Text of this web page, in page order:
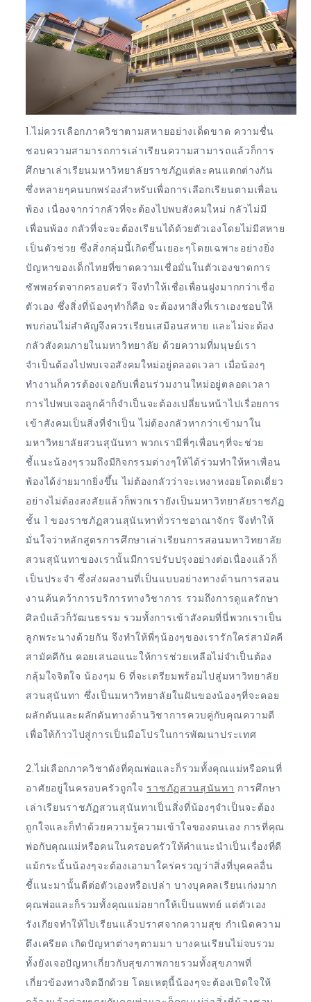
1.ไม่ควรเลือกภาควิชาตามสหายอย่างเด็ดขาด ความชื่น
ชอบความสามารถการเล่าเรียนความสามารถแล้วก็การ
ศึกษาเล่าเรียนมหาวิทยาลัยราชภัฏแต่ละคนแตกต่างกัน
ซึ่งหลายๆคนบกพร่องสำหรับเพื่อการเลือกเรียนตามเพื่อน
พ้อง เนื่องจากว่ากลัวที่จะต้องไปพบสังคมใหม่ กลัวไม่มี
เพื่อนพ้อง กลัวที่จะจะต้องเรียนได้ด้วยตัวเองโดยไม่มีสหาย
เป็นตัวช่วย ซึ่งสิ่งกลุ่มนี้เกิดขึ้นเยอะๆโดยเฉพาะอย่างยิ่ง
ปัญหาของเด็กไทยที่ขาดความเชื่อมั่นในตัวเองขาดการ
ซัพพอร์ตจากครอบครัว จึงทำให้เชื่อเพื่อนฝูงมากกว่าเชื่อ
ตัวเอง ซึ่งสิ่งที่น้องๆทำก็คือ จะต้องหาสิ่งที่เราเองชอบให้
พบก่อนไม่สำคัญจึงควรเรียนเสมือนสหาย และไม่จะต้อง
กลัวสังคมภายในมหาวิทยาลัย ด้วยความที่มนุษย์เรา
จำเป็นต้องไปพบเจอสังคมใหม่อยู่ตลอดเวลา เมื่อน้องๆ
ทำงานก็ควรต้องเจอกับเพื่อนร่วมงานใหม่อยู่ตลอดเวลา
การไปพบเจอลูกค้าก็จำเป็นจะต้องเปลี่ยนหน้าไปเรื่อยการ
เข้าสังคมเป็นสิ่งที่จำเป็น ไม่ต้องกลัวหากว่าเข้ามาใน
มหาวิทยาลัยสวนสุนันทา พวกเรามีพี่ๆเพื่อนๆที่จะช่วย
ชี้แนะน้องๆรวมถึงมีกิจกรรมต่างๆให้ได้ร่วมทำให้หาเพื่อน
พ้องได้ง่ายมากยิ่งขึ้น ไม่ต้องกลัวว่าจะเหงาหงอยโดดเดี่ยว
อย่างไม่ต้องสงสัยแล้วก็พวกเรายังเป็นมหาวิทยาลัยราชภัฏ
ชั้น 1 ของราชภัฏสวนสุนันทาทั่วราชอาณาจักร จึงทำให้
มั่นใจว่าหลักสูตรการศึกษาเล่าเรียนการสอนมหาวิทยาลัย
สวนสุนันทาของเรานั้นมีการปรับปรุงอย่างต่อเนื่องแล้วก็
เป็นประจำ ซึ่งส่งผลงานที่เป็นแบบอย่างทางด้านการสอน
งานค้นคว้าการบริการทางวิชาการ รวมถึงการดูแลรักษา
ศิลป์แล้วก็วัฒนธรรม รวมทั้งการเข้าสังคมที่นี่พวกเราเป็น
ลูกพระนางด้วยกัน จึงทำให้พี่ๆน้องๆของเรารักใคร่สามัคคี
สามัคคีกัน คอยเสนอแนะให้การช่วยเหลือไม่จำเป็นต้อง
กลุ้มใจจิตใจ น้องๆม 6 ที่จะเตรียมพร้อมไปสู่มหาวิทยาลัย
สวนสุนันทา ซึ่งเป็นมหาวิทยาลัยในฝันของน้องๆที่จะคอย
ผลักดันและผลักดันทางด้านวิชาการควบคู่กับคุณความดี
เพื่อให้ก้าวไปสู่การเป็นมือโปรในการพัฒนาประเทศ
2.ไม่เลือกภาควิชาดังที่คุณพ่อและก็รวมทั้งคุณแม่หรือคนที่
อาศัยอยู่ในครอบครัวถูกใจ ราชภัฏสวนสุนันทา การศึกษา
เล่าเรียนราชภัฏสวนสุนันทาเป็นสิ่งที่น้องๆจำเป็นจะต้อง
ถูกใจและก็ทำด้วยความรู้ความเข้าใจของตนเอง การที่คุณ
พ่อกับคุณแม่หรือคนในครอบครัวให้คำแนะนำเป็นเรื่องที่ดี
แม้กระนั้นน้องๆจะต้องเอามาใคร่ครวญว่าสิ่งที่บุคคลอื่น
ชี้แนะมานั้นดีต่อตัวเองหรือเปล่า บางบุคคลเรียนเก่งมาก
คุณพ่อและก็รวมทั้งคุณแม่อยากให้เป็นแพทย์ แต่ตัวเอง
รังเกียจทำให้ไปเรียนแล้วปราศจากความสุข กำเนิดความ
ตึงเครียด เกิดปัญหาต่างๆตามมา บางคนเรียนไม่จบรวม
ทั้งยังเจอปัญหาเกี่ยวกับสุขภาพกายรวมทั้งสุขภาพที่
เกี่ยวข้องทางจิตอีกด้วย โดยเหตุนี้น้องๆจะต้องเปิดใจให้